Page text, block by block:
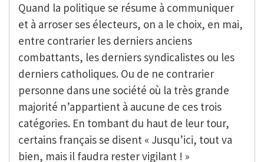
Quand la politique se résume à communiquer
et à arroser ses électeurs, on a le choix, en mai,
entre contrarier les derniers anciens
combattants, les derniers syndicalistes ou les
derniers catholiques. Ou de ne contrarier
personne dans une société où la très grande
majorité n’appartient à aucune de ces trois
catégories. En tombant du haut de leur tour,
certains français se disent « Jusqu’ici, tout va
bien, mais il faudra rester vigilant ! »